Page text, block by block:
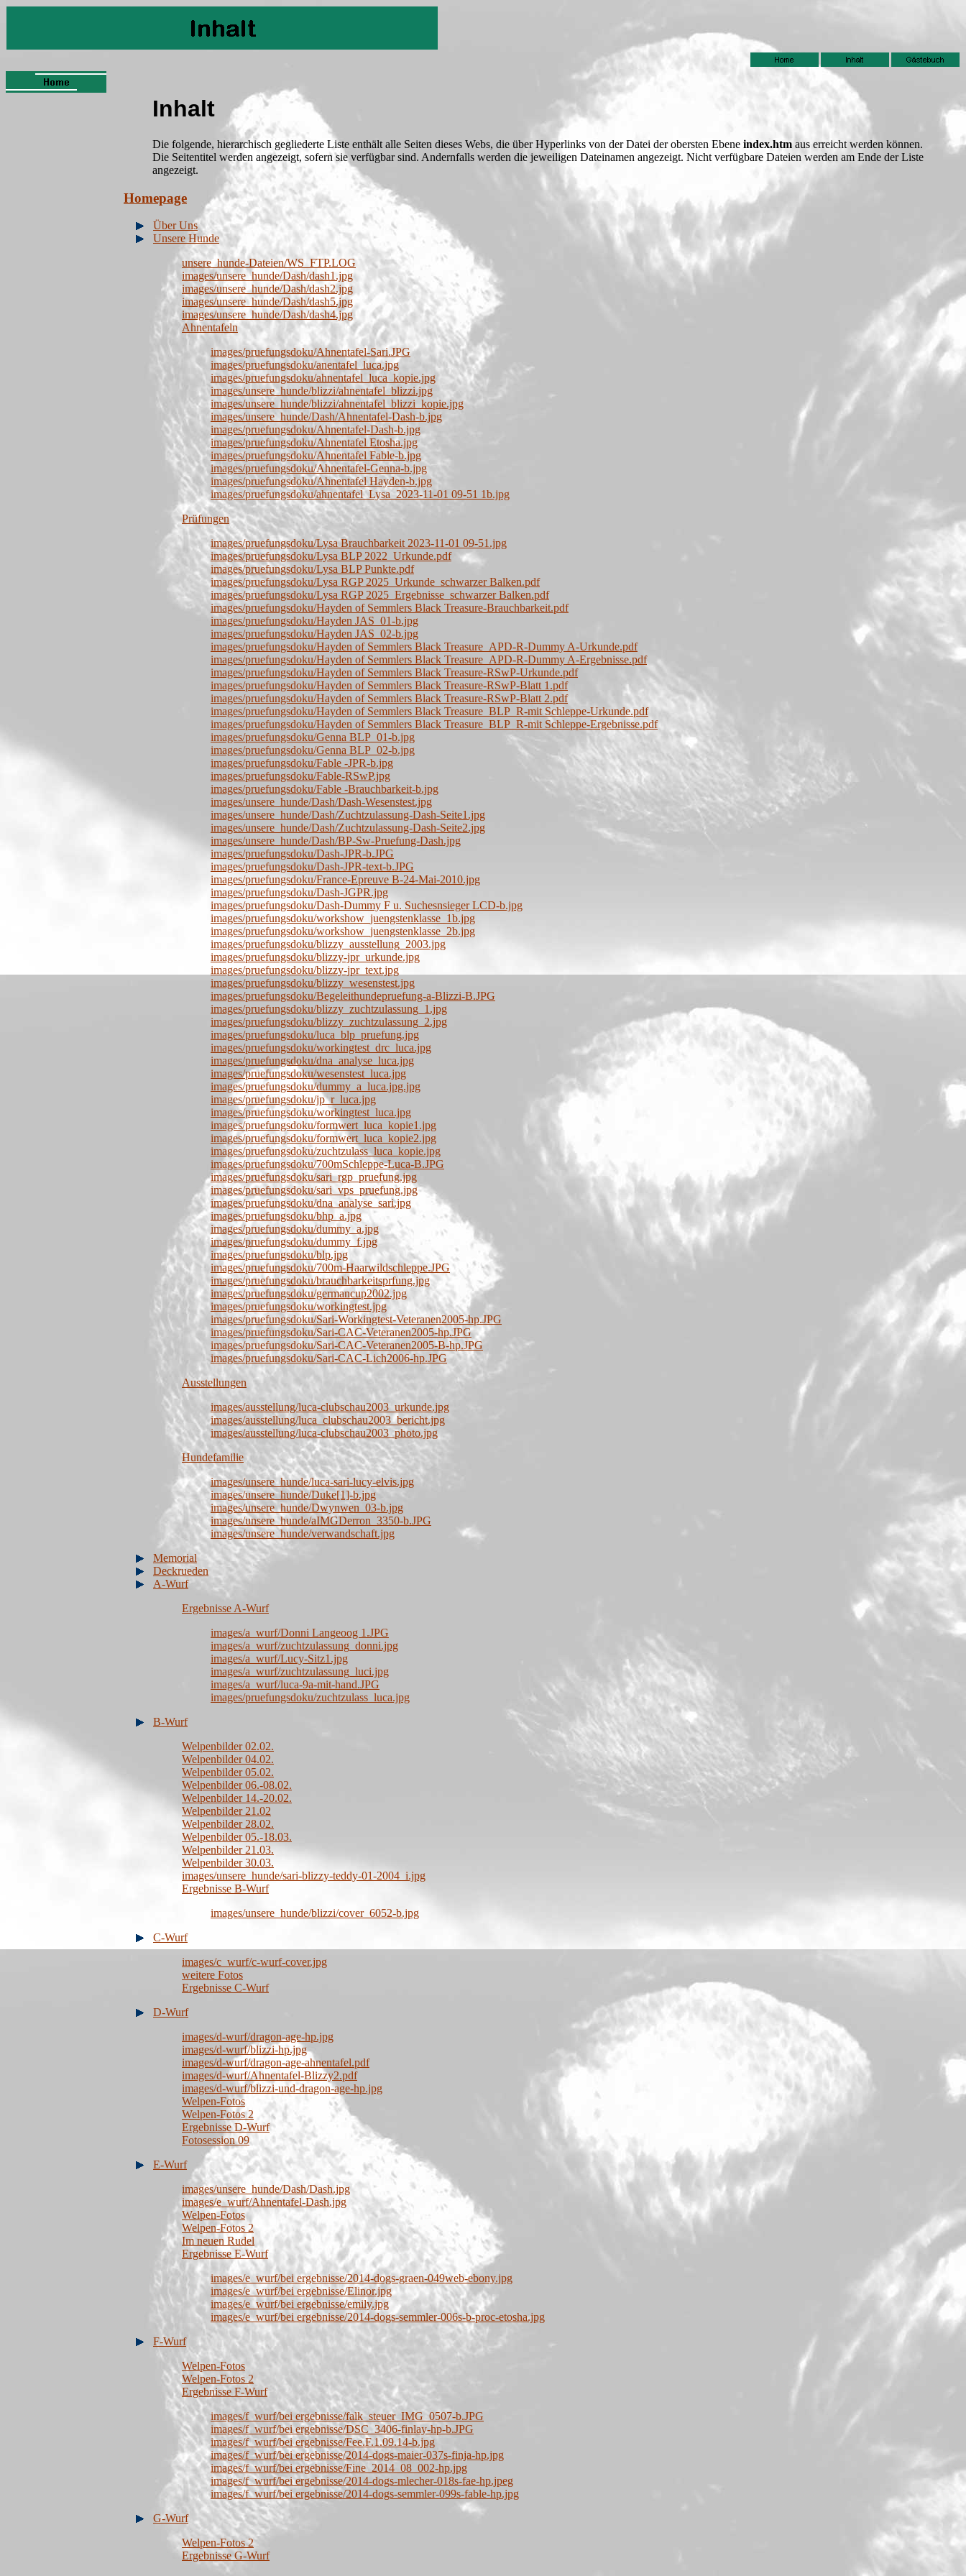
Inhalt
Die folgende, hierarchisch gegliederte Liste enthält alle Seiten dieses Webs, die über Hyperlinks von der Datei der obersten Ebene index.htm aus erreicht werden können.
Die Seitentitel werden angezeigt, sofern sie verfügbar sind. Andernfalls werden die jeweiligen Dateinamen angezeigt. Nicht verfügbare Dateien werden am Ende der Liste
angezeigt.
Homepage
Über Uns
Unsere Hunde
unsere_hunde-Dateien/WS_FTP.LOG
images/unsere_hunde/Dash/dash1.jpg
images/unsere_hunde/Dash/dash2.jpg
images/unsere_hunde/Dash/dash5.jpg
images/unsere_hunde/Dash/dash4.jpg
Ahnentafeln
images/pruefungsdoku/Ahnentafel-Sari.JPG
images/pruefungsdoku/anentafel_luca.jpg
images/pruefungsdoku/ahnentafel_luca_kopie.jpg
images/unsere_hunde/blizzi/ahnentafel_blizzi.jpg
images/unsere_hunde/blizzi/ahnentafel_blizzi_kopie.jpg
images/unsere_hunde/Dash/Ahnentafel-Dash-b.jpg
images/pruefungsdoku/Ahnentafel-Dash-b.jpg
images/pruefungsdoku/Ahnentafel Etosha.jpg
images/pruefungsdoku/Ahnentafel Fable-b.jpg
images/pruefungsdoku/Ahnentafel-Genna-b.jpg
images/pruefungsdoku/Ahnentafel Hayden-b.jpg
images/pruefungsdoku/ahnentafel_Lysa_2023-11-01 09-51 1b.jpg
Prüfungen
images/pruefungsdoku/Lysa Brauchbarkeit 2023-11-01 09-51.jpg
images/pruefungsdoku/Lysa BLP 2022_Urkunde.pdf
images/pruefungsdoku/Lysa BLP Punkte.pdf
images/pruefungsdoku/Lysa RGP 2025_Urkunde_schwarzer Balken.pdf
images/pruefungsdoku/Lysa RGP 2025_Ergebnisse_schwarzer Balken.pdf
images/pruefungsdoku/Hayden of Semmlers Black Treasure-Brauchbarkeit.pdf
images/pruefungsdoku/Hayden JAS_01-b.jpg
images/pruefungsdoku/Hayden JAS_02-b.jpg
images/pruefungsdoku/Hayden of Semmlers Black Treasure_APD-R-Dummy A-Urkunde.pdf
images/pruefungsdoku/Hayden of Semmlers Black Treasure_APD-R-Dummy A-Ergebnisse.pdf
images/pruefungsdoku/Hayden of Semmlers Black Treasure-RSwP-Urkunde.pdf
images/pruefungsdoku/Hayden of Semmlers Black Treasure-RSwP-Blatt 1.pdf
images/pruefungsdoku/Hayden of Semmlers Black Treasure-RSwP-Blatt 2.pdf
images/pruefungsdoku/Hayden of Semmlers Black Treasure_BLP_R-mit Schleppe-Urkunde.pdf
images/pruefungsdoku/Hayden of Semmlers Black Treasure_BLP_R-mit Schleppe-Ergebnisse.pdf
images/pruefungsdoku/Genna BLP_01-b.jpg
images/pruefungsdoku/Genna BLP_02-b.jpg
images/pruefungsdoku/Fable -JPR-b.jpg
images/pruefungsdoku/Fable-RSwP.jpg
images/pruefungsdoku/Fable -Brauchbarkeit-b.jpg
images/unsere_hunde/Dash/Dash-Wesenstest.jpg
images/unsere_hunde/Dash/Zuchtzulassung-Dash-Seite1.jpg
images/unsere_hunde/Dash/Zuchtzulassung-Dash-Seite2.jpg
images/unsere_hunde/Dash/BP-Sw-Pruefung-Dash.jpg
images/pruefungsdoku/Dash-JPR-b.JPG
images/pruefungsdoku/Dash-JPR-text-b.JPG
images/pruefungsdoku/France-Epreuve B-24-Mai-2010.jpg
images/pruefungsdoku/Dash-JGPR.jpg
images/pruefungsdoku/Dash-Dummy F u. Suchesnsieger LCD-b.jpg
images/pruefungsdoku/workshow_juengstenklasse_1b.jpg
images/pruefungsdoku/workshow_juengstenklasse_2b.jpg
images/pruefungsdoku/blizzy_ausstellung_2003.jpg
images/pruefungsdoku/blizzy-jpr_urkunde.jpg
images/pruefungsdoku/blizzy-jpr_text.jpg
images/pruefungsdoku/blizzy_wesenstest.jpg
images/pruefungsdoku/Begeleithundepruefung-a-Blizzi-B.JPG
images/pruefungsdoku/blizzy_zuchtzulassung_1.jpg
images/pruefungsdoku/blizzy_zuchtzulassung_2.jpg
images/pruefungsdoku/luca_blp_pruefung.jpg
images/pruefungsdoku/workingtest_drc_luca.jpg
images/pruefungsdoku/dna_analyse_luca.jpg
images/pruefungsdoku/wesenstest_luca.jpg
images/pruefungsdoku/dummy_a_luca.jpg.jpg
images/pruefungsdoku/jp_r_luca.jpg
images/pruefungsdoku/workingtest_luca.jpg
images/pruefungsdoku/formwert_luca_kopie1.jpg
images/pruefungsdoku/formwert_luca_kopie2.jpg
images/pruefungsdoku/zuchtzulass_luca_kopie.jpg
images/pruefungsdoku/700mSchleppe-Luca-B.JPG
images/pruefungsdoku/sari_rgp_pruefung.jpg
images/pruefungsdoku/sari_vps_pruefung.jpg
images/pruefungsdoku/dna_analyse_sari.jpg
images/pruefungsdoku/bhp_a.jpg
images/pruefungsdoku/dummy_a.jpg
images/pruefungsdoku/dummy_f.jpg
images/pruefungsdoku/blp.jpg
images/pruefungsdoku/700m-Haarwildschleppe.JPG
images/pruefungsdoku/brauchbarkeitsprfung.jpg
images/pruefungsdoku/germancup2002.jpg
images/pruefungsdoku/workingtest.jpg
images/pruefungsdoku/Sari-Workingtest-Veteranen2005-hp.JPG
images/pruefungsdoku/Sari-CAC-Veteranen2005-hp.JPG
images/pruefungsdoku/Sari-CAC-Veteranen2005-B-hp.JPG
images/pruefungsdoku/Sari-CAC-Lich2006-hp.JPG
Ausstellungen
images/ausstellung/luca-clubschau2003_urkunde.jpg
images/ausstellung/luca_clubschau2003_bericht.jpg
images/ausstellung/luca-clubschau2003_photo.jpg
Hundefamilie
images/unsere_hunde/luca-sari-lucy-elvis.jpg
images/unsere_hunde/Duke[1]-b.jpg
images/unsere_hunde/Dwynwen_03-b.jpg
images/unsere_hunde/aIMGDerron_3350-b.JPG
images/unsere_hunde/verwandschaft.jpg
Memorial
Deckrueden
A-Wurf
Ergebnisse A-Wurf
images/a_wurf/Donni Langeoog 1.JPG
images/a_wurf/zuchtzulassung_donni.jpg
images/a_wurf/Lucy-Sitz1.jpg
images/a_wurf/zuchtzulassung_luci.jpg
images/a_wurf/luca-9a-mit-hand.JPG
images/pruefungsdoku/zuchtzulass_luca.jpg
B-Wurf
Welpenbilder 02.02.
Welpenbilder 04.02.
Welpenbilder 05.02.
Welpenbilder 06.-08.02.
Welpenbilder 14.-20.02.
Welpenbilder 21.02
Welpenbilder 28.02.
Welpenbilder 05.-18.03.
Welpenbilder 21.03.
Welpenbilder 30.03.
images/unsere_hunde/sari-blizzy-teddy-01-2004_i.jpg
Ergebnisse B-Wurf
images/unsere_hunde/blizzi/cover_6052-b.jpg
C-Wurf
images/c_wurf/c-wurf-cover.jpg
weitere Fotos
Ergebnisse C-Wurf
D-Wurf
images/d-wurf/dragon-age-hp.jpg
images/d-wurf/blizzi-hp.jpg
images/d-wurf/dragon-age-ahnentafel.pdf
images/d-wurf/Ahnentafel-Blizzy2.pdf
images/d-wurf/blizzi-und-dragon-age-hp.jpg
Welpen-Fotos
Welpen-Fotos 2
Ergebnisse D-Wurf
Fotosession 09
E-Wurf
images/unsere_hunde/Dash/Dash.jpg
images/e_wurf/Ahnentafel-Dash.jpg
Welpen-Fotos
Welpen-Fotos 2
Im neuen Rudel
Ergebnisse E-Wurf
images/e_wurf/bei ergebnisse/2014-dogs-graen-049web-ebony.jpg
images/e_wurf/bei ergebnisse/Elinor.jpg
images/e_wurf/bei ergebnisse/emily.jpg
images/e_wurf/bei ergebnisse/2014-dogs-semmler-006s-b-proc-etosha.jpg
F-Wurf
Welpen-Fotos
Welpen-Fotos 2
Ergebnisse F-Wurf
images/f_wurf/bei ergebnisse/falk_steuer_IMG_0507-b.JPG
images/f_wurf/bei ergebnisse/DSC_3406-finlay-hp-b.JPG
images/f_wurf/bei ergebnisse/Fee.F.1.09.14-b.jpg
images/f_wurf/bei ergebnisse/2014-dogs-maier-037s-finja-hp.jpg
images/f_wurf/bei ergebnisse/Fine_2014_08_002-hp.jpg
images/f_wurf/bei ergebnisse/2014-dogs-mlecher-018s-fae-hp.jpeg
images/f_wurf/bei ergebnisse/2014-dogs-semmler-099s-fable-hp.jpg
G-Wurf
Welpen-Fotos 2
Ergebnisse G-Wurf